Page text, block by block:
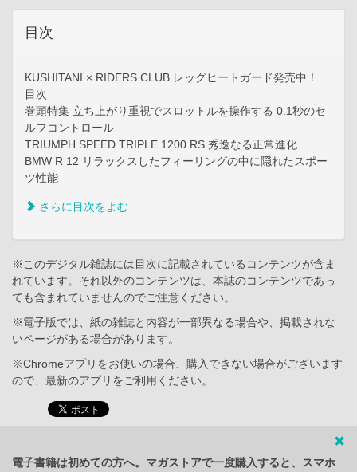
目次
KUSHITANI × RIDERS CLUB レッグヒートガード発売中！
目次
巻頭特集 立ち上がり重視でスロットルを操作する 0.1秒のセ
ルフコントロール
TRIUMPH SPEED TRIPLE 1200 RS 秀逸なる正常進化
BMW R 12 リラックスしたフィーリングの中に隠れたスポー
ツ性能
さらに目次をよむ
※このデジタル雑誌には目次に記載されているコンテンツが含ま
れています。それ以外のコンテンツは、本誌のコンテンツであっ
ても含まれていませんのでご注意ください。
※電子版では、紙の雑誌と内容が一部異なる場合や、掲載されな
いページがある場合があります。
※Chromeアプリをお使いの場合、購入できない場合がございます
ので、最新のアプリをご利用ください。
電子書籍は初めての方へ。マガストアで一度購入すると、スマホ